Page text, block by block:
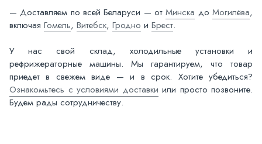
— Доставляем по всей Беларуси — отМинска доМогилёва,
включая Гомель, Витебск, Гродно и Брест.
У нас свой склад, холодильные установки и
рефрижераторные машины. Мы гарантируем, что товар
приедет в свежем виде — и в срок. Хотите убедиться?
Ознакомьтесь с условиями доставки или просто позвоните.
Будем рады сотрудничеству.